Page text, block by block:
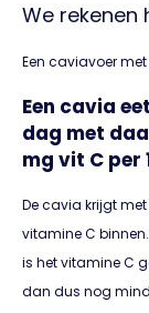
We rekenen
Een caviavoer
Een cavia
dag met
mg vit C per
De cavia krijgt met
vitamine C
is het vitamine C
dan dus nog